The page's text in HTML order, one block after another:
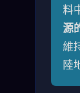
料
源
維
陸